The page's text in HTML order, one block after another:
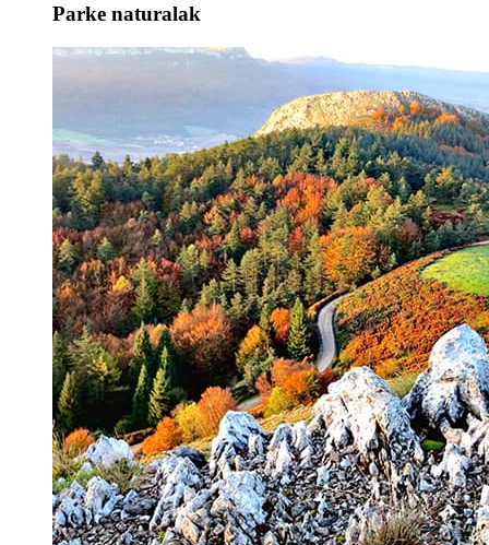
Parke naturalak